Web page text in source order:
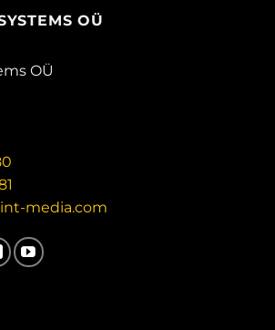
OÜ
OÜ
media.com